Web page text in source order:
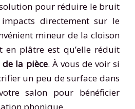
solution pour réduire le bruit
directement sur le
mineur de la cloison
en plâtre est qu’elle réduit
la pièce. À vous de voir si
un peu de surface dans
salon pour bénéficier